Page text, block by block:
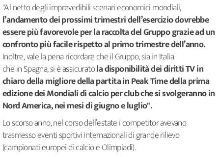
"Al netto degli imprevedibili scenari economici mondiali,
l’andamento dei prossimi trimestri dell’esercizio dovrebbe
essere più favorevole per la raccolta del Gruppo grazie ad un
confronto più facile rispetto al primo trimestre dell’anno.
Inoltre, vale la pena ricordare che il Gruppo, sia in Italia
che in Spagna, si è assicuratola disponibilità dei diritti TV in
chiaro della migliore della partita in Peak Time della prima
edizione dei Mondiali di calcio per club che si svolgeranno in
Nord America, nei mesi di giugno e luglio".
Lo scorso anno, nel corso dell’estate i competitor avevano
trasmesso eventi sportivi internazionali di grande rilievo
(campionati europei di calcio e Olimpiadi).